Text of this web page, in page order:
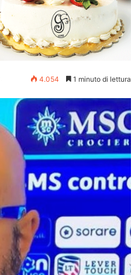
4.054 1 minuto di lettura